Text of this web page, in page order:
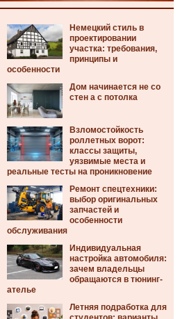
Немецкий стиль в
проектировании
участка: требования,
принципы и
особенности
Дом начинается не со
стен а с потолка
Взломостойкость
роллетных ворот:
классы защиты,
уязвимые места и
реальные тесты на проникновение
Ремонт спецтехники:
выбор оригинальных
запчастей и
особенности
обслуживания
Индивидуальная
настройка автомобиля:
зачем владельцы
обращаются в тюнинг-
ателье
Летняя подработка для